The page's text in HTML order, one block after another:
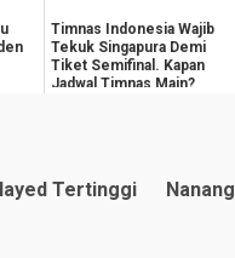
Timnas Indonesia Wajib
Tekuk Singapura Demi
Tiket Semifinal. Kapan
Jadwal Timnas Main?
Tertinggi